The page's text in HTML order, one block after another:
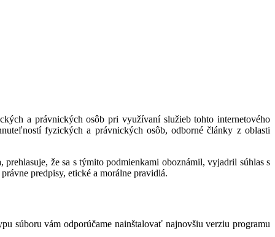
a právnických osôb pri využívaní služieb tohto internetového
fyzických a právnických osôb, odborné články z oblasti
že sa s týmito podmienkami oboznámil, vyjadril súhlas s
predpisy, etické a morálne pravidlá.
súboru vám odporúčame nainštalovať najnovšiu verziu programu